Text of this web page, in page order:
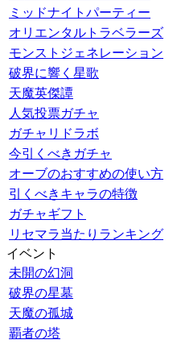
ミッドナイトパーティー
オリエンタルトラベラーズ
モンストジェネレーション
破界に響く星歌
天魔英傑譚
人気投票ガチャ
ガチャリドラボ
今引くべきガチャ
オーブのおすすめの使い方
引くべきキャラの特徴
ガチャギフト
リセマラ当たりランキング
イベント
未開の幻洞
破界の星墓
天魔の孤城
覇者の塔